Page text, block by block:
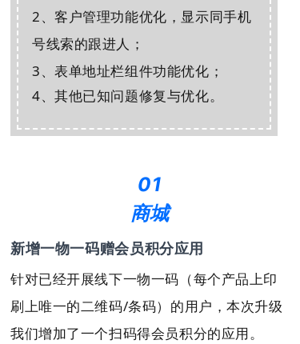
2、客户管理功能优化，显示同手机
号线索的跟进人；
3、表单地址栏组件功能优化；
4、其他已知问题修复与优化。
01
商城
新增一物一码赠会员积分应用
针对已经开展线下一物一码（每个产品上印
刷上唯一的二维码/条码）的用户，本次升级
我们增加了一个扫码得会员积分的应用。